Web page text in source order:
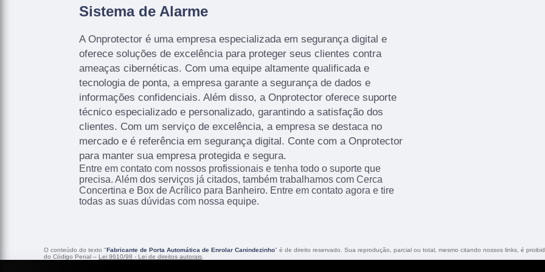
Sistema de Alarme
A Onprotector é uma empresa especializada em segurança digital e
oferece soluções de excelência para proteger seus clientes contra
ameaças cibernéticas. Com uma equipe altamente qualificada e
tecnologia de ponta, a empresa garante a segurança de dados e
informações confidenciais. Além disso, a Onprotector oferece suporte
técnico especializado e personalizado, garantindo a satisfação dos
clientes. Com um serviço de excelência, a empresa se destaca no
mercado e é referência em segurança digital. Conte com a Onprotector
para manter sua empresa protegida e segura.
Entre em contato com nossos profissionais e tenha todo o suporte que
precisa. Além dos serviços já citados, também trabalhamos com Cerca
Concertina e Box de Acrílico para Banheiro. Entre em contato agora e tire
todas as suas dúvidas com nossa equipe.
O conteúdo do texto "Fabricante de Porta Automática de Enrolar Canindezinho" é de direito reservado. Sua reprodução, parcial ou total, mesmo citando nossos links, é
do Código Penal – Lei 9610/98 - Lei de direitos autorais